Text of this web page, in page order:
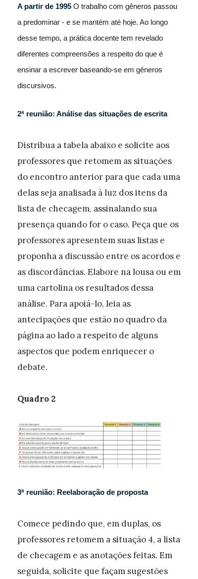
A partir de 1995 O trabalho com gêneros passou
a predominar - e se mantém até hoje. Ao longo
desse tempo, a prática docente tem revelado
diferentes compreensões a respeito do que é
ensinar a escrever baseando-se em gêneros
discursivos.
2ª reunião: Análise das situações de escrita
Distribua a tabela abaixo e solicite aos
professores que retomem as situações
do encontro anterior para que cada uma
delas seja analisada à luz dos itens da
lista de checagem, assinalando sua
presença quando for o caso. Peça que os
professores apresentem suas listas e
proponha a discussão entre os acordos e
as discordâncias. Elabore na lousa ou em
uma cartolina os resultados dessa
análise. Para apoiá-lo, leia as
antecipações que estão no quadro da
página ao lado a respeito de alguns
aspectos que podem enriquecer o
debate.
Quadro 2
3ª reunião: Reelaboração de proposta
Comece pedindo que, em duplas, os
professores retomem a situação 4, a lista
de checagem e as anotações feitas. Em
seguida, solicite que façam sugestões